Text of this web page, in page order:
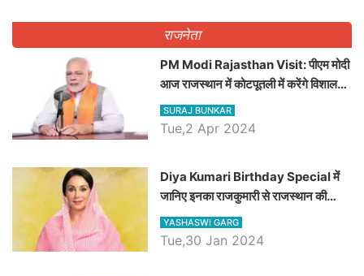
राजनेता
PM Modi Rajasthan Visit: पीएम मोदी
आज राजस्थान में कोटपूतली में करेंगे विशाल
रैली, एक सभा से 8 सीटों पर साधेगें निशाना
SURAJ BUNKAR
Tue,2 Apr 2024
Diya Kumari Birthday Special में
जानिए इनका राजकुमारी से राजस्थान की
डिप्टी सीएम बनने तक का सफर, एक क्लिक में
जाने पूरा जीवन परिचय
YASHASWI GARG
Tue,30 Jan 2024